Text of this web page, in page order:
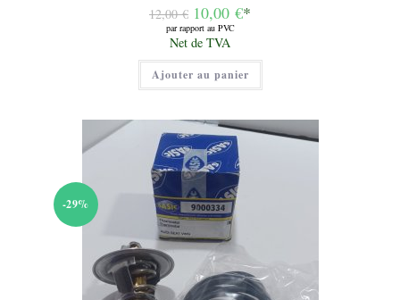
12,00€ Le
prix
initial
était :
12,00 €.
10,00 €*
par rapport au PVC
Le
prix
actuel
est :
10,00 €.
Net de TVA
Ajouter au panier
-29%